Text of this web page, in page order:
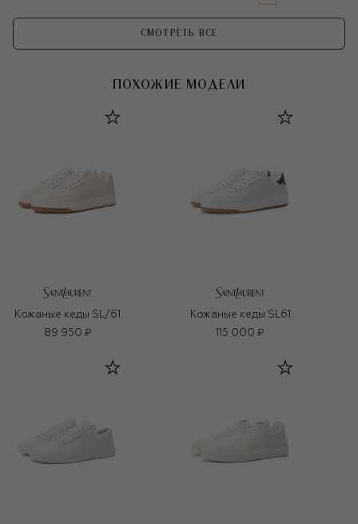
СМОТРЕТЬ ВСЕ
ПОХОЖИЕ МОДЕЛИ
Кожаные кеды SL/61
89 950 ₽
Кожаные кеды SL61
115 000 ₽